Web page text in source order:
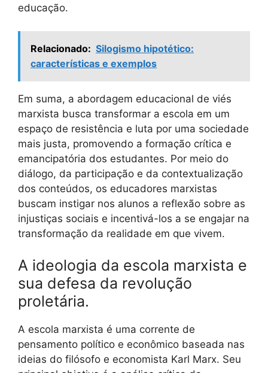
educação.
Relacionado: Silogismo hipotético:
características e exemplos
Em suma, a abordagem educacional de viés
marxista busca transformar a escola em um
espaço de resistência e luta por uma sociedade
mais justa, promovendo a formação crítica e
emancipatória dos estudantes. Por meio do
diálogo, da participação e da contextualização
dos conteúdos, os educadores marxistas
buscam instigar nos alunos a reflexão sobre as
injustiças sociais e incentivá-los a se engajar na
transformação da realidade em que vivem.
A ideologia da escola marxista e
sua defesa da revolução
proletária.
A escola marxista é uma corrente de
pensamento político e econômico baseada nas
ideias do filósofo e economista Karl Marx. Seu